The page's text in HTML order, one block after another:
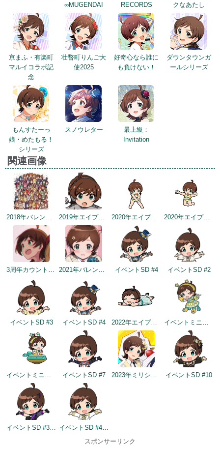
∞MUGENDAI
RECORDS
クなあたし
京まふ・有楽町
マルイコラボ記
念
壮瞥町りんご大
使2025
好奇心なら誰に
も負けない！
ダウンタウンガ
ールシリーズ
もんすたーっ
娘・めたもる！
シリーズ
スノウレター
最上級：
Invitation
関連画像
2018年バレンタインデー公式ツイート 2019年エイプリルミニゲーム 2020年エイプリルフールネタ 2020年エイプリルフールネタ
3周年カウントダウンイラスト 2021年バレンタインデートップ画面 イベントSD #4 イベントSD #2
イベントSD #3 イベントSD #4 2022年エイプリルフールネタ イベントミニゲームSD（2022/11/30）
イベントミニゲームSD（2022/11/30） イベントSD #7 2023年ミリシタ4周年イメージ イベントSD #10
イベントSD #354
イベントSD #403
スポンサーリンク